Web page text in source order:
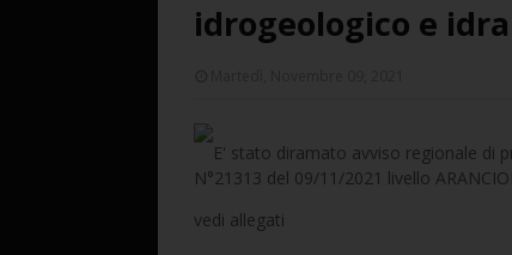
idrogeologico e
E' stato diramato avviso regionale di
N°21313 del 09/11/2021 livello
vedi allegati